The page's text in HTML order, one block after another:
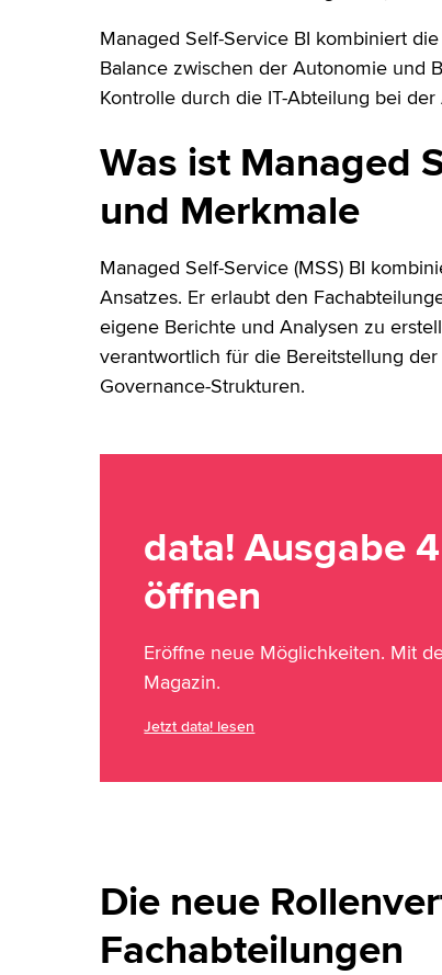
Managed Self-Service BI kombiniert
Balance zwischen der Autonomie und
Kontrolle durch die IT-Abteilung bei
Was ist Managed
und Merkmale
Managed Self-Service (MSS) BI
Ansatzes. Er erlaubt den
eigene Berichte und Analysen zu
verantwortlich für die Bereitstellung
Governance-Strukturen.
data! Ausgabe
öffnen
Eröffne neue Möglichkeiten. Mit
Magazin.
Jetzt data! lesen
Die neue
Fachabteilungen